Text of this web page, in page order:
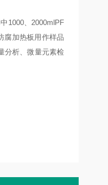
1000、2000mlPF
腐加热板用作样品
分析、微量元素检